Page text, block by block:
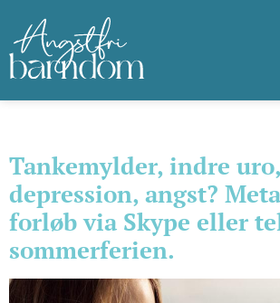
Tankemylder, indre uro,
depression, angst?
forløb via Skype eller
sommerferien.